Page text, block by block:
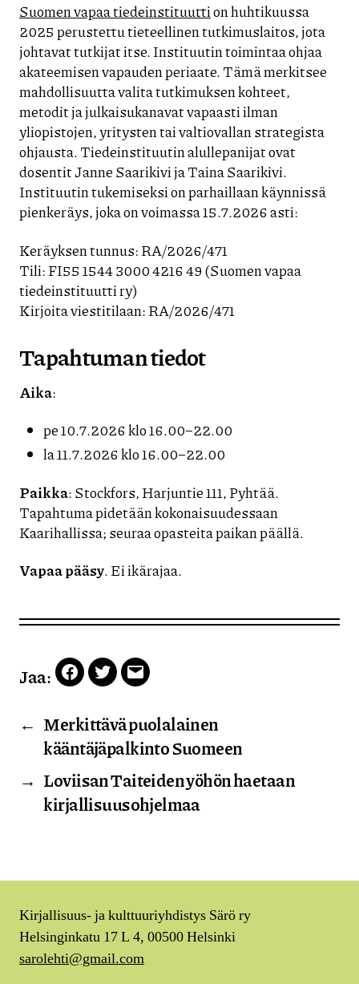
Suomen vapaa tiedeinstituuttion huhtikuussa
2025 perustettu tieteellinen tutkimuslaitos, jota
johtavat tutkijat itse. Instituutin toimintaa ohjaa
akateemisen vapauden periaate. Tämä merkitsee
mahdollisuutta valita tutkimuksen kohteet,
metodit ja julkaisukanavat vapaasti ilman
yliopistojen, yritysten tai valtiovallan strategista
ohjausta. Tiedeinstituutin alullepanijat ovat
dosentit Janne Saarikivi ja Taina Saarikivi.
Instituutin tukemiseksi on parhaillaan käynnissä
pienkeräys, joka on voimassa 15.7.2026 asti:
Keräyksen tunnus: RA/2026/471
Tili: FI55 1544 3000 4216 49 (Suomen vapaa
tiedeinstituutti ry)
Kirjoita viestitilaan: RA/2026/471
Tapahtuman tiedot
Aika:
pe 10.7.2026 klo 16.00–22.00
la 11.7.2026 klo 16.00–22.00
Paikka: Stockfors, Harjuntie 111, Pyhtää.
Tapahtuma pidetään kokonaisuudessaan
Kaarihallissa; seuraa opasteita paikan päällä.
Vapaa pääsy. Ei ikärajaa.
Jaa: Facebook
TwitterEmail
← Merkittävä puolalainen
kääntäjäpalkinto Suomeen
→ Loviisan Taiteiden yöhön haetaan
kirjallisuusohjelmaa
Kirjallisuus- ja kulttuuriyhdistys Särö ry
Helsinginkatu 17 L 4, 00500 Helsinki
sarolehti@gmail.com